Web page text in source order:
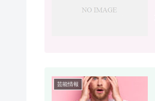
芸能情報